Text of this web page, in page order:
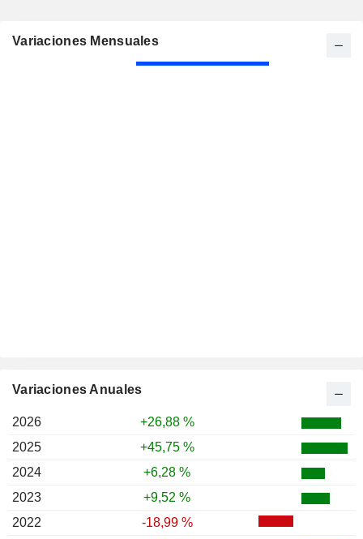
Variaciones Mensuales
Variaciones Anuales
2026
+26,88 %
2025
+45,75 %
2024
+6,28 %
2023
+9,52 %
2022
-18,99 %